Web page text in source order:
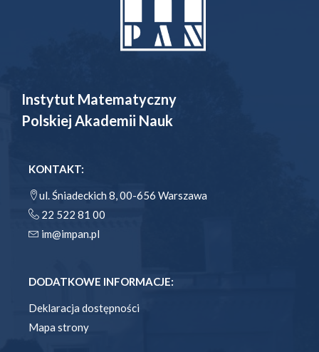
Instytut Matematyczny
Polskiej Akademii Nauk
KONTAKT:
ul. Śniadeckich 8, 00-656 Warszawa
22 522 81 00
im@impan.pl
DODATKOWE INFORMACJE:
Deklaracja dostępności
Mapa strony